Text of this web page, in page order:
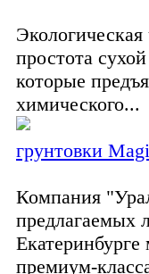
простота
которые
химического...
грунтовки
Компания
предлагаемых
премиум-